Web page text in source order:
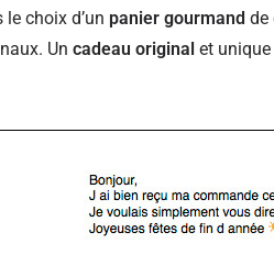
le choix d’un panier gourmand de
Un cadeau original et